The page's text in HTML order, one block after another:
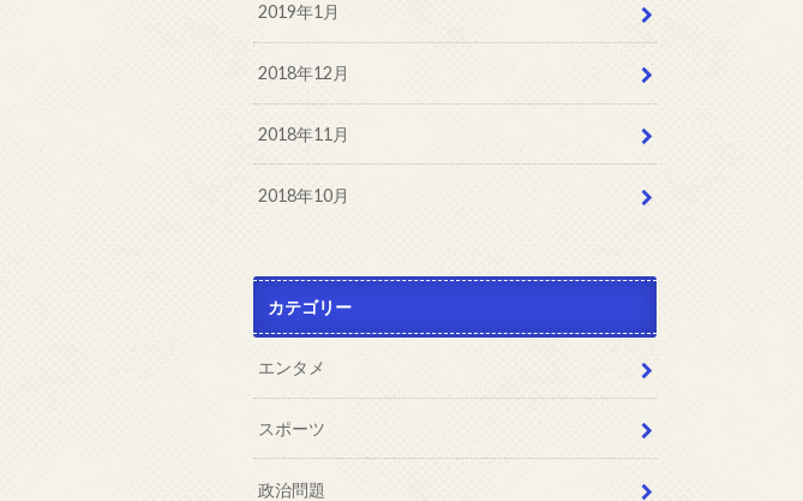
2019年1月
2018年12月
2018年11月
2018年10月
カテゴリー
エンタメ
スポーツ
政治問題